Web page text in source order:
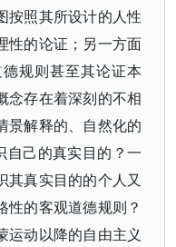
按照其所设计的人性
性的论证；另一方面
规则甚至其论证本
念存在着深刻的不相
景解释的、自然化的
自己的真实目的？一
其真实目的的个人又
性的客观道德规则？
运动以降的自由主义